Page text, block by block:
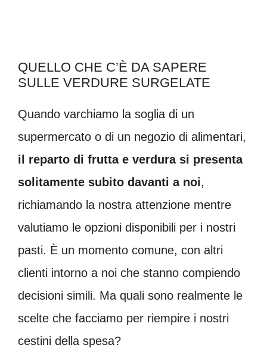
QUELLO CHE C’È DA SAPERE
SULLE VERDURE SURGELATE
Quando varchiamo la soglia di un
supermercato o di un negozio di alimentari,
il reparto di frutta e verdura si presenta
solitamente subito davanti a noi,
richiamando la nostra attenzione mentre
valutiamo le opzioni disponibili per i nostri
pasti. È un momento comune, con altri
clienti intorno a noi che stanno compiendo
decisioni simili. Ma quali sono realmente le
scelte che facciamo per riempire i nostri
cestini della spesa?